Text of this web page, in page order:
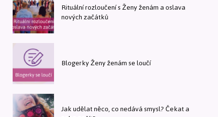
Rituální rozloučení s Ženy ženám a oslava
nových začátků
Blogerky Ženy ženám se loučí
Jak udělat něco, co nedává smysl? Čekat a